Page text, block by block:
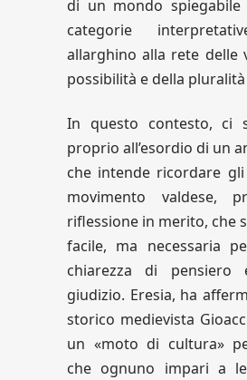
di un mondo
categorie
allarghino alla rete delle
possibilità e della pluralità
In questo contesto, ci
proprio all’esordio di un
che intende ricordare
movimento valdese,
riflessione in merito, che
facile, ma necessaria
chiarezza di
giudizio. Eresia, ha
storico medievista
un «moto di cultura»
che ognuno impari a